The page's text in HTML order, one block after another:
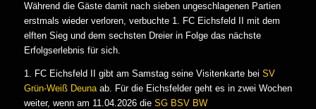
Während die Gäste damit nach sieben ungeschlagenen Partien
erstmals wieder verloren, verbuchte 1. FC Eichsfeld II mit dem
elften Sieg und dem sechsten Dreier in Folge das nächste
Erfolgserlebnis für sich.
1. FC Eichsfeld II gibt am Samstag seine Visitenkarte bei SV
Grün-Weiß Deunaab. Für die Eichsfelder geht es in zwei Wochen
weiter, wenn am 11.04.2026 die SG BSV BW